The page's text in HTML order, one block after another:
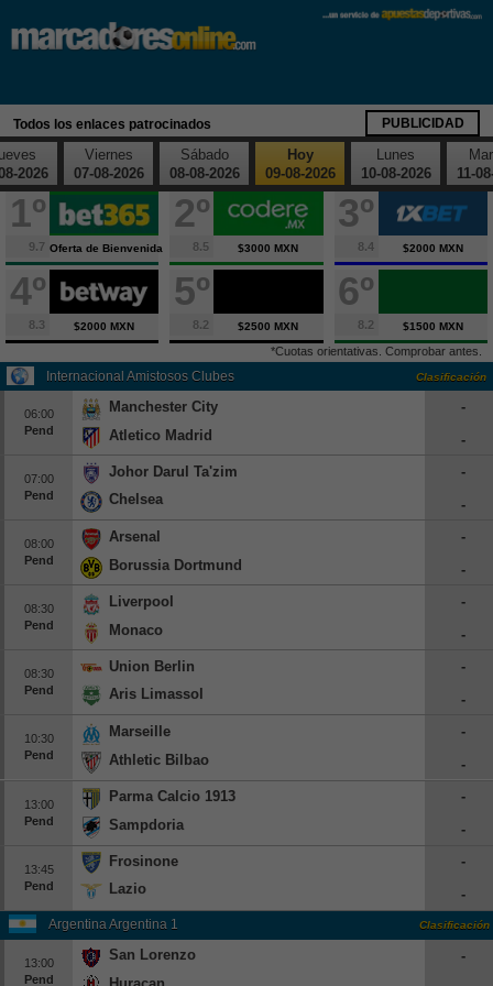
Todos los enlaces patrocinados PUBLICIDAD
2026
Viernes
07-08-2026
Sábado
08-08-2026
Hoy
09-08-2026
Lunes
10-08-2026
11-
1º
9.7 Oferta de Bienvenida
2º
8.5 $3000 MXN
3º
8.4 $2000 MXN
4º
8.3 $2000 MXN
5º
8.2 $2500 MXN
6º
8.2 $1500 MXN
*Cuotas orientativas. Comprobar antes.
Internacional Amistosos Clubes Clasificación
06:00
Pend
Manchester City
Atletico Madrid
-
-
07:00
Pend
Johor Darul Ta'zim
Chelsea
-
-
08:00
Pend
Arsenal
Borussia Dortmund
-
-
08:30
Pend
Liverpool
Monaco
-
-
08:30
Pend
Union Berlin
Aris Limassol
-
-
10:30
Pend
Marseille
Athletic Bilbao
-
-
13:00
Pend
Parma Calcio 1913
Sampdoria
-
-
13:45
Pend
Frosinone
Lazio
-
-
Argentina Argentina 1 Clasificación
13:00
Pend
San Lorenzo
-
X
España
Primera División
Segunda División
Segunda B
Tercera División
Copa del Rey
Supercopa España
Europa
Premier League
Serie A
Bundesliga
Champions League
Europa League
Supercopa Europa
Partidos amistosos
Partidos televisados
Baloncesto
Europa
Eurocup
ACB
Estados Unidos
NBA
Tenis